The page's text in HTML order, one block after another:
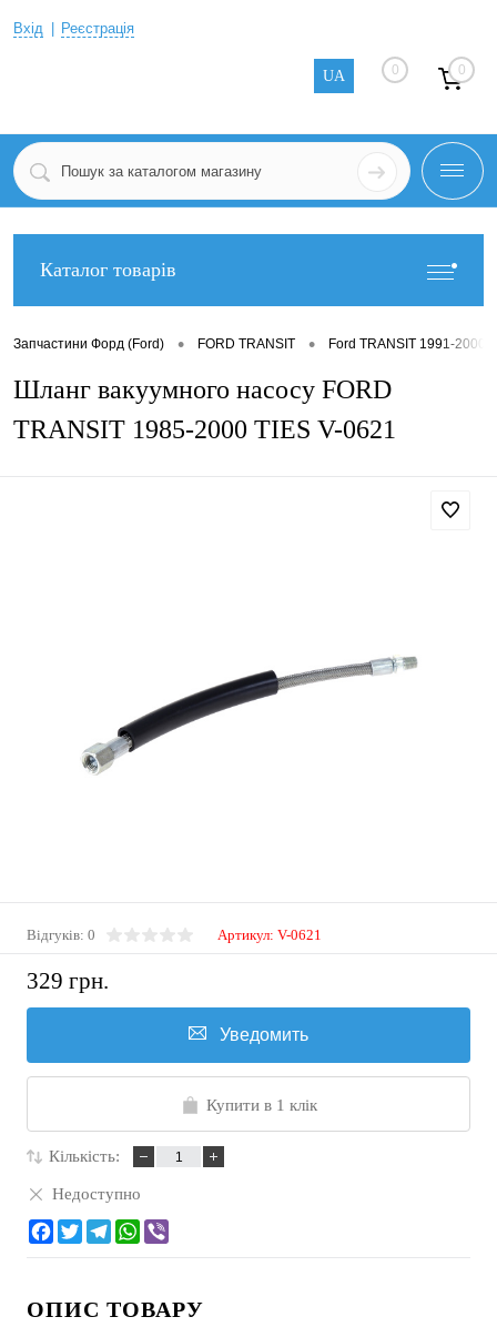
Вхід Реєстрація
UA 0 0
Каталог товарів
Запчастини Форд (Ford) • FORD TRANSIT • Ford TRANSIT 1991-2000
Шланг вакуумного насосу FORD
TRANSIT 1985-2000 TIES V-0621
Відгуків: 0 Артикул: V-0621
329 грн.
Уведомить
Купити в 1 клік
Кількість:
Недоступно
ОПИС ТОВАРУ